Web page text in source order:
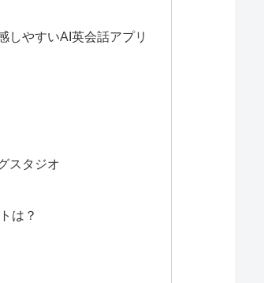
しやすいAI英会話アプリ
スタジオ
は？